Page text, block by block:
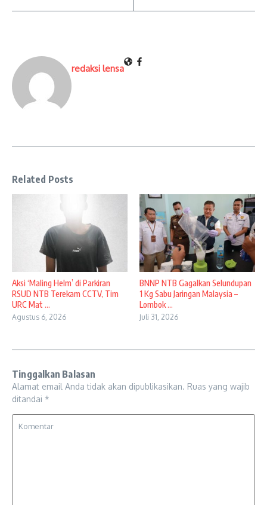
redaksi lensa
Related Posts
Aksi ‘Maling Helm’ di Parkiran
RSUD NTB Terekam CCTV, Tim
URC Mat ...
Agustus 6, 2026
BNNP NTB Gagalkan Selundupan
1 Kg Sabu Jaringan Malaysia –
Lombok ...
Juli 31, 2026
Tinggalkan Balasan
Alamat email Anda tidak akan dipublikasikan. Ruas yang wajib
ditandai *